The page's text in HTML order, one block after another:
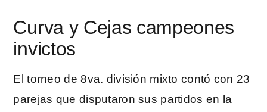
Curva y Cejas campeones
invictos
El torneo de 8va. división mixto contó con 23
parejas que disputaron sus partidos en la